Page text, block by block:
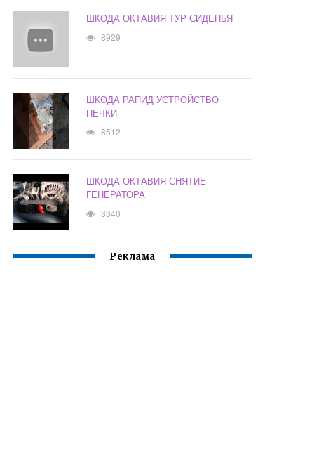
ШКОДА ОКТАВИЯ ТУР СИДЕНЬЯ
8929
ШКОДА РАПИД УСТРОЙСТВО
ПЕЧКИ
8512
ШКОДА ОКТАВИЯ СНЯТИЕ
ГЕНЕРАТОРА
3340
Реклама